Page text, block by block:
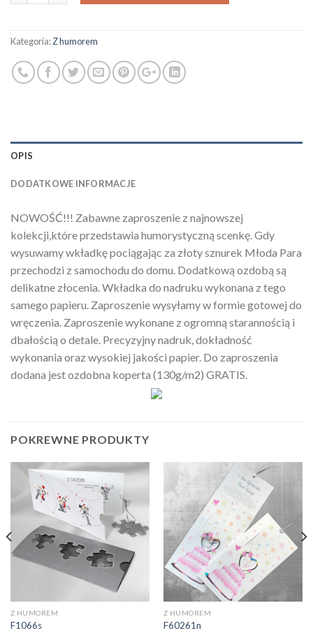
Kategoria:Z humorem
OPIS
DODATKOWE INFORMACJE
NOWOŚĆ!!! Zabawne zaproszenie z najnowszej
kolekcji,które przedstawia humorystyczną scenkę. Gdy
wysuwamy wkładkę pociągając za złoty sznurek Młoda Para
przechodzi z samochodu do domu. Dodatkową ozdobą są
delikatne złocenia. Wkładka do nadruku wykonana z tego
samego papieru. Zaproszenie wysyłamy w formie gotowej do
wręczenia. Zaproszenie wykonane z ogromną starannością i
dbałością o detale. Precyzyjny nadruk, dokładność
wykonania oraz wysokiej jakości papier. Do zaproszenia
dodana jest ozdobna koperta (130g/m2) GRATIS.
POKREWNE PRODUKTY
Z HUMOREM
F1066s
Z HUMOREM
F60261n